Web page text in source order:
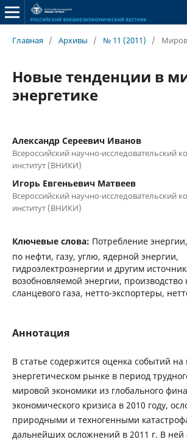
Главная / Архивы / № 11 (2011) /
Новые тенденции в
энергетике
Александр Сереевич Иванов
Всероссийский научно-исследовательский
институт (ВНИКИ)
Игорь Евгеньевич Матвеев
Всероссийский научно-исследовательский
институт (ВНИКИ)
Ключевые слова: Потребление
по нефти, газу, углю, ядерной энергии,
гидроэлектроэнергии и другим
возобновляемой энергии,
сланцевого газа, нетто-экспортеры,
Аннотация
В статье содержится оценка событий
энергетическом рынке в период
мировой экономики из глобального
экономического кризиса в 2010 году,
природными и техногенными
дальнейших осложнений в 2011 г. В ней